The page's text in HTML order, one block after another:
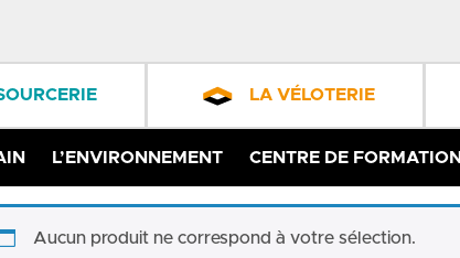
LA VÉLOTERIE
L’ENVIRONNEMENT CENTRE DE FORMATION
Aucun produit ne correspond à votre sélection.